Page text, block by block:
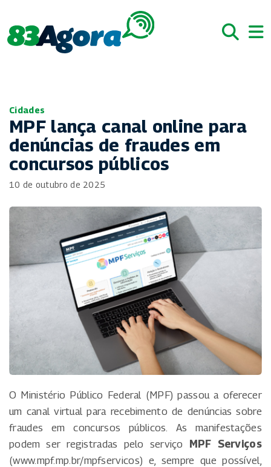
Cidades
MPF lança canal online para
denúncias de fraudes em
concursos públicos
10 de outubro de 2025
O Ministério Público Federal (MPF) passou a oferecer
um canal virtual para recebimento de denúncias sobre
fraudes em concursos públicos. As manifestações
podem ser registradas pelo serviço MPF Serviços
(www.mpf.mp.br/mpfservicos) e, sempre que possível,